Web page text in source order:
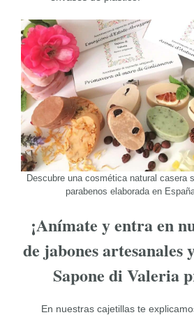
Descubre una cosmética natural casera
parabenos elaborada en
¡Anímate y entra en
de jabones artesanales
Sapone di Valeria
En nuestras cajetillas te